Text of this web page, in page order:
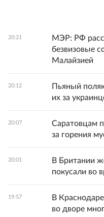
20:21
МЭР: РФ
безвизовые
Малайзией
20:12
Пьяный
их за
20:07
Саратовцам
за горения
20:01
В Британии
покусали во
19:57
В
во дворе